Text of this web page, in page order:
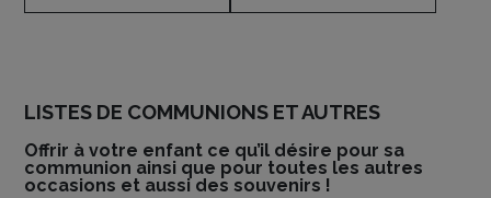
LISTES DE COMMUNIONS ET AUTRES
Offrir à votre enfant ce qu’il désire pour sa
communion ainsi que pour toutes les autres
occasions et aussi des souvenirs !